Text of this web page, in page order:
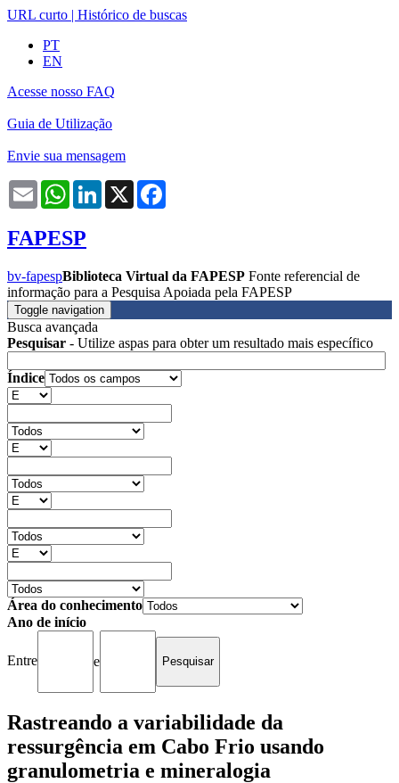
URL curto | Histórico de buscas
PT
EN
Acesse nosso FAQ
Guia de Utilização
Envie sua mensagem
Email WhatsAppLinkedIn
X
FAPESP
bv-fapespBiblioteca Virtual da FAPESP Fonte referencial de
informação para a Pesquisa Apoiada pela FAPESP
Toggle navigation
Busca avançada
Pesquisar - Utilize aspas para obter um resultado mais específico
Índice
Área do conhecimento
Ano de início
Entre e
Rastreando a variabilidade da
ressurgência em Cabo Frio usando
granulometria e mineralogia